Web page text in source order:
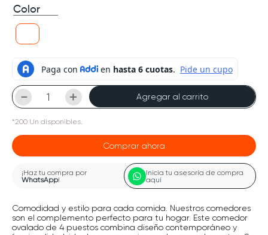
Color
＋
－ Agregar al carrito
*200 Un disponibles.
Comprar ahora
¡Haz tu compra por
WhatsApp!
Inicia tu asesoría de compra
aquí
Comodidad y estilo para cada comida. Nuestros comedores
son el complemento perfecto para tu hogar. Este comedor
ovalado de 4 puestos combina diseño contemporáneo y